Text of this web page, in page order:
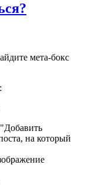
мета-бокс
на который